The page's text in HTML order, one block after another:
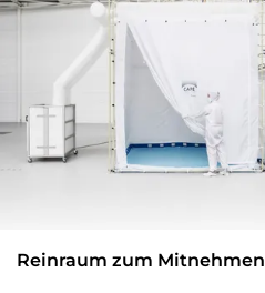
Reinraum zum Mitnehmen